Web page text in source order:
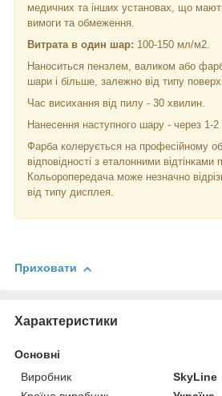
медичних та інших установах, що мають
вимоги та обмеження.
Витрата в один шар: 100-150 мл/м2.
Наноситься пензлем, валиком або
шари і більше, залежно від типу
Час висихання від пилу - 30 хвилин.
Нанесення наступного шару - через 1-2
Фарба колерується на професійному
відповідності з еталонними відтінками
Кольоропередача може незначно
від типу дисплея.
Приховати
Характеристики
Основні
Виробник
SkyLine